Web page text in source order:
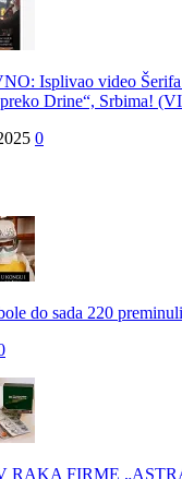
Isplivao video Šerifa
preko Drine“, Srbima!
0
do sada 220
RAKA FIRME